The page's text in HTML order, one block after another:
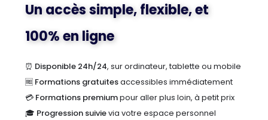
Un accès simple, flexible, et
100% en ligne
⏰ Disponible 24h/24, sur ordinateur, tablette ou mobile
🆓 Formations gratuitesaccessibles immédiatement
💳 Formations premiumpour aller plus loin, à petit prix
🎓 Progression suivievia votre espace personnel